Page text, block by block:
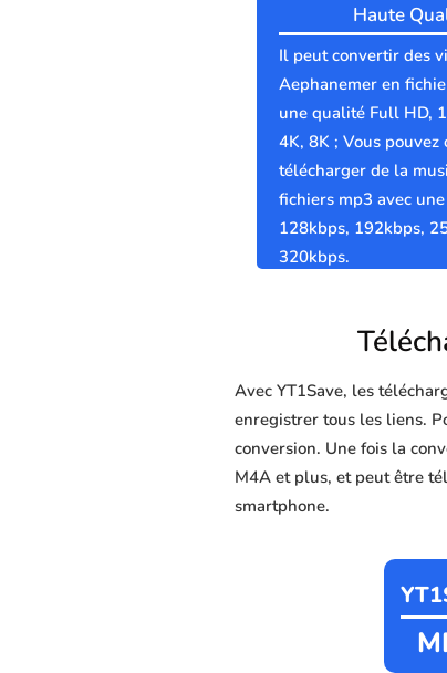
Haute
Il peut convertir des
Aephanemer en
une qualité Full HD,
4K, 8K ; Vous
télécharger de la
fichiers mp3 avec
128kbps, 192kbps,
320kbps.
Avec YT1Save, les
enregistrer tous les liens.
conversion. Une fois la
M4A et plus, et peut être
smartphone.